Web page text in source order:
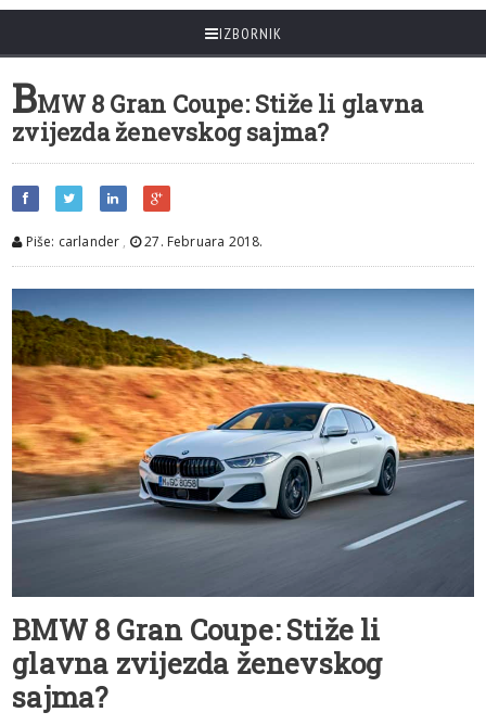
IZBORNIK
BMW 8 Gran Coupe: Stiže li glavna
zvijezda ženevskog sajma?
Piše: carlander , 27. Februara 2018.
BMW 8 Gran Coupe: Stiže li
glavna zvijezda ženevskog
sajma?